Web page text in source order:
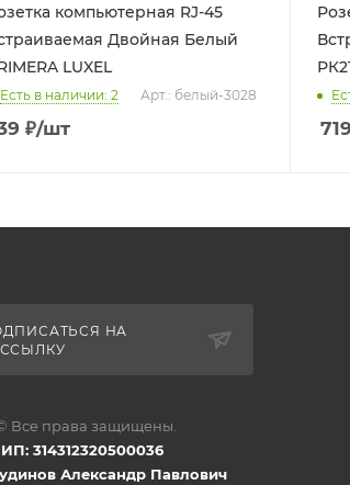
компьютерная RJ-45
Двойная Белый
LUXEL
Есть в наличии: 2 Арт.: белый-3028
₽/шт
Встраив
719
НА
Все права защищены.
314312320500036
Александр Павлович